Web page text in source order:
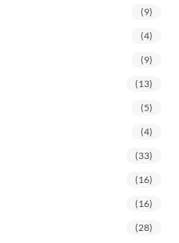
(9)
(4)
(9)
(13)
(5)
(4)
(33)
(16)
(16)
(28)